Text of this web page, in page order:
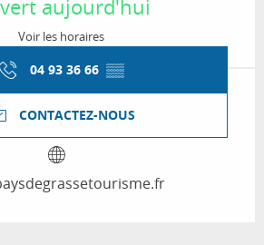
aujourd'hui
Voir les horaires
04 93 36 66 ▒▒
CONTACTEZ-NOUS